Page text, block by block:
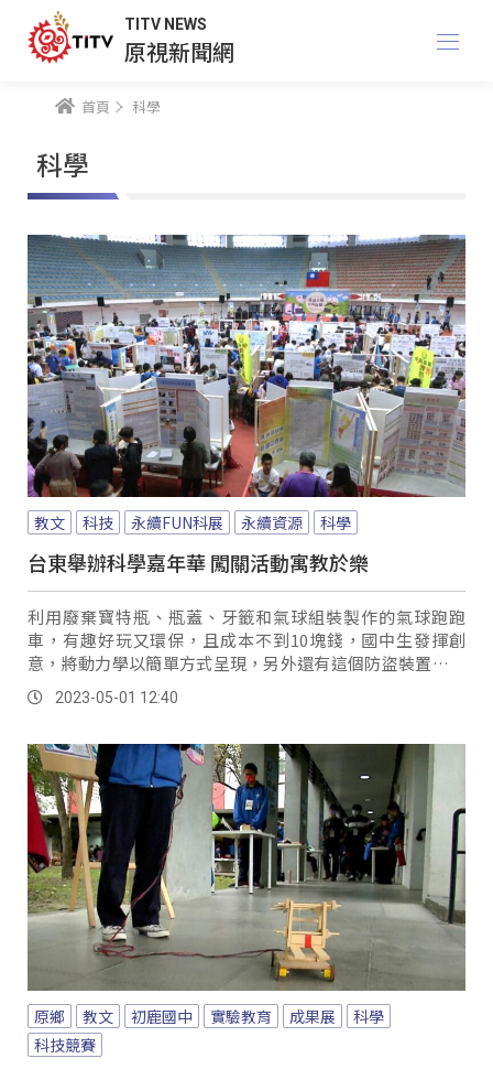
TITV NEWS
原視新聞網
首頁 科學
科學
教文 科技 永續FUN科展 永續資源 科學
台東舉辦科學嘉年華 闖關活動寓教於樂
利用廢棄寶特瓶、瓶蓋、牙籤和氣球組裝製作的氣球跑跑
車，有趣好玩又環保，且成本不到10塊錢，國中生發揮創
意，將動力學以簡單方式呈現，另外還有這個防盜裝置，學
生運用簡易的配線板，就使蜂鳴器作響，達到警示作用。
2023-05-01 12:40
原鄉 教文 初鹿國中 實驗教育 成果展
科學
科技競賽